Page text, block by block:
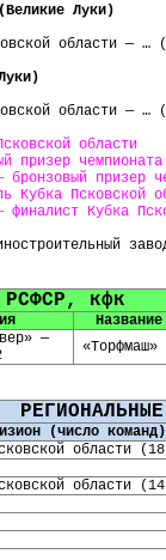
Луки)
области — …
области — …
области
призер
призер
Кубка Псковской
Кубка
РСФСР, кфк
—
«Торфмаш»
(число команд)
области
области